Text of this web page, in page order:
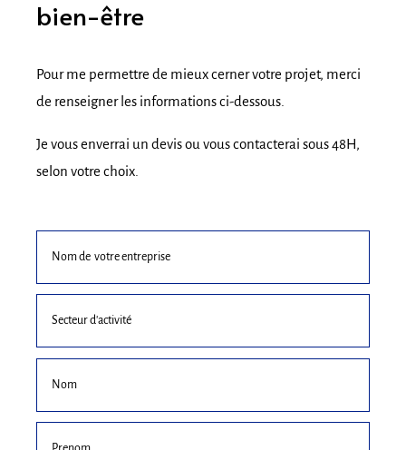
bien-être
Pour me permettre de mieux cerner votre projet, merci
de renseigner les informations ci-dessous.
Je vous enverrai un devis ou vous contacterai sous 48H,
selon votre choix.